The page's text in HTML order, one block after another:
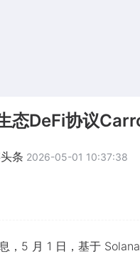
态DeFi协议
条 2026-05-01 10:37:38
，5 月 1 日，基于